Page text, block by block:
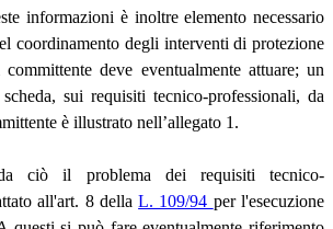
informazioni è inoltre elemento necessario
coordinamento degli interventi di protezione
deve eventualmente attuare; un
sui requisiti tecnico-professionali, da
è illustrato nell’allegato 1.
da ciò il problema dei requisiti tecnico-
all'art. 8 dellaL. 109/94 per l'esecuzione